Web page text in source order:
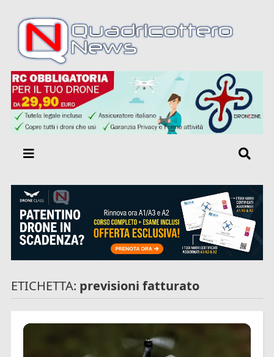
ETICHETTA: previsioni fatturato